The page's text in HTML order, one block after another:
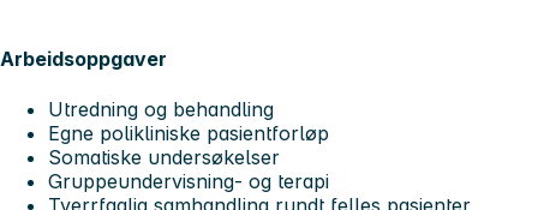
Arbeidsoppgaver
Utredning og behandling
Egne polikliniske pasientforløp
Somatiske undersøkelser
Gruppeundervisning- og terapi
Tverrfaglig samhandling rundt felles pasienter